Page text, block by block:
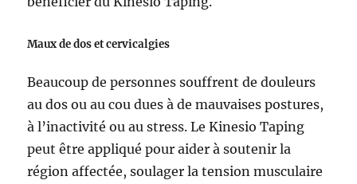
Maux de dos et cervicalgies
Beaucoup de personnes souffrent de douleurs
au dos ou au cou dues à de mauvaises postures,
à l’inactivité ou au stress. Le Kinesio Taping
peut être appliqué pour aider à soutenir la
région affectée, soulager la tension musculaire